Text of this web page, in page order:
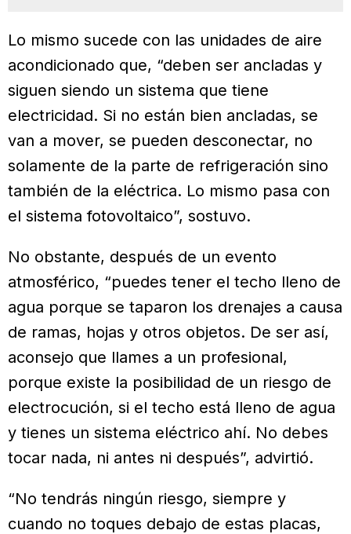
Lo mismo sucede con las unidades de aire
acondicionado que, “deben ser ancladas y
siguen siendo un sistema que tiene
electricidad. Si no están bien ancladas, se
van a mover, se pueden desconectar, no
solamente de la parte de refrigeración sino
también de la eléctrica. Lo mismo pasa con
el sistema fotovoltaico”, sostuvo.
No obstante, después de un evento
atmosférico, “puedes tener el techo lleno de
agua porque se taparon los drenajes a causa
de ramas, hojas y otros objetos. De ser así,
aconsejo que llames a un profesional,
porque existe la posibilidad de un riesgo de
electrocución, si el techo está lleno de agua
y tienes un sistema eléctrico ahí. No debes
tocar nada, ni antes ni después”, advirtió.
“No tendrás ningún riesgo, siempre y
cuando no toques debajo de estas placas,